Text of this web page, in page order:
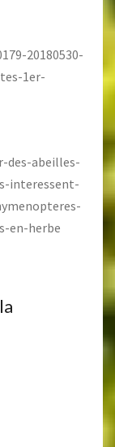
20180530-
1er-
des-abeilles-
interessent-
en-herbe